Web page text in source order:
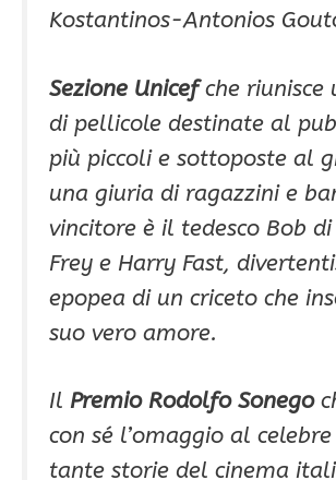
Kostantinos-Antonios
Sezione Unicefche riunisce
di pellicole destinate al
più piccoli e sottoposte al
una giuria di ragazzini e
vincitore è il tedesco Bob di
Frey e Harry Fast,
epopea di un criceto che
suo vero amore.
Il Premio Rodolfo Sonego
con sé l’omaggio al
tante storie del cinema